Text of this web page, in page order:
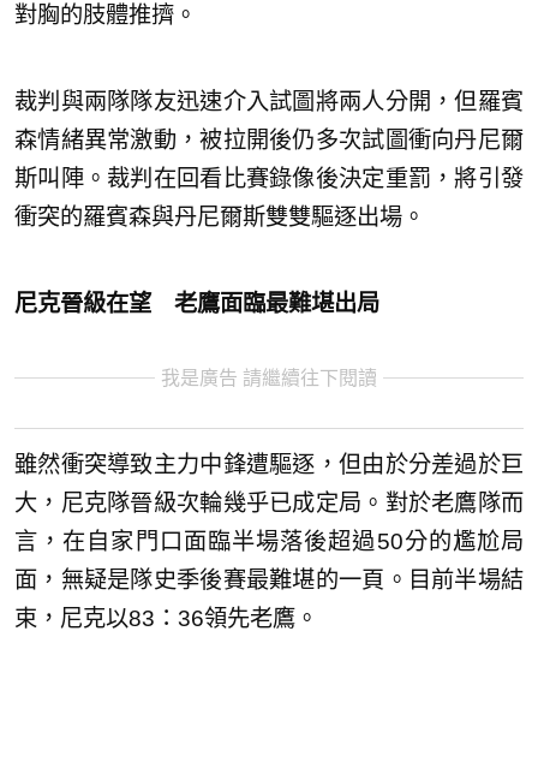
對胸的肢體推擠。
裁判與兩隊隊友迅速介入試圖將兩人分開，但羅賓
森情緒異常激動，被拉開後仍多次試圖衝向丹尼爾
斯叫陣。裁判在回看比賽錄像後決定重罰，將引發
衝突的羅賓森與丹尼爾斯雙雙驅逐出場。
尼克晉級在望 老鷹面臨最難堪出局
我是廣告 請繼續往下閱讀
雖然衝突導致主力中鋒遭驅逐，但由於分差過於巨
大，尼克隊晉級次輪幾乎已成定局。對於老鷹隊而
言，在自家門口面臨半場落後超過50分的尷尬局
面，無疑是隊史季後賽最難堪的一頁。目前半場結
束，尼克以83：36領先老鷹。